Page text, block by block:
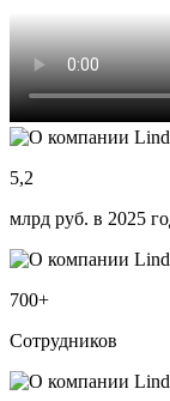
5,2
млрд руб. в 2025
700+
Сотрудников